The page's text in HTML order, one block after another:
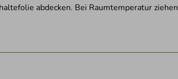
abdecken. Bei Raumtemperatur ziehen